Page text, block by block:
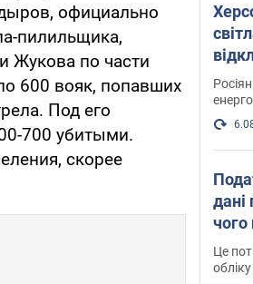
официально
пилильщика,
Жукова по части
600 вояк, попавших
Под его
700 убитыми.
скорее
дані
чого
Це
обліку